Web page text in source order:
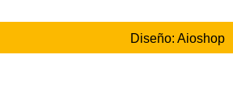
Diseño: Aioshop